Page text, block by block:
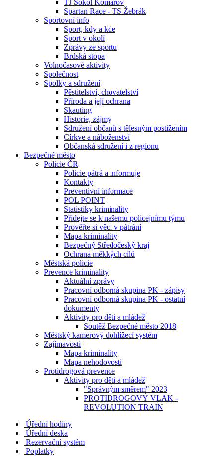
TJ Sokol Komárov
Spartan Race - TS Žebrák
Sportovní info
Sport, kdy a kde
Sport v okolí
Zprávy ze sportu
Brdská stopa
Volnočasové aktivity
Společnost
Spolky a sdružení
Pěstitelství, chovatelství
Příroda a její ochrana
Skauting
Historie, zájmy
Sdružení občanů s tělesným postižením
Církve a náboženství
Občanská sdružení i z regionu
Bezpečné město
Policie ČR
Policie pátrá a informuje
Kontakty
Preventivní informace
POL POINT
Statistiky kriminality
Přidejte se k našemu policejnímu týmu
Prověřte si věci v pátrání
Mapa kriminality
Bezpečný Středočeský kraj
Ochrana měkkých cílů
Městská policie
Prevence kriminality
Aktuální zprávy
Pracovní odborná skupina PK - zápisy
Pracovní odborná skupina PK - ostatní
dokumenty
Aktivity pro děti a mládež
Soutěž Bezpečné město 2018
Městský kamerový dohlížecí systém
Zajímavosti
Mapa kriminality
Mapa nehodovosti
Protidrogová prevence
Aktivity pro děti a mládež
"Správným směrem" 2023
PROTIDROGOVÝ VLAK -
REVOLUTION TRAIN
Úřední hodiny
Úřední deska
Rezervační systém
Poplatky